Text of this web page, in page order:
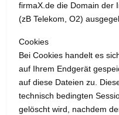
firmaX.de die Domain der
(zB Telekom, O2)
Cookies
Bei Cookies handelt es
auf Ihrem Endgerät
auf diese Dateien zu.
technisch bedingten
gelöscht wird, nachdem